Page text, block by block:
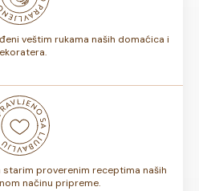
veštim rukama naših domaćica i
proverenim receptima naših
načinu pripreme.